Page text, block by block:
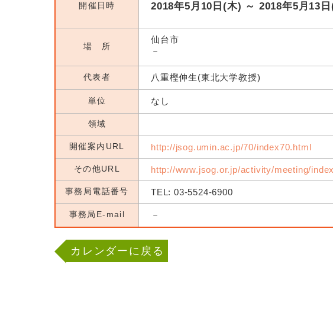
開催日時 2018年5月10日(木) ～ 2018年5月13日
場 所
仙台市
－
代表者 八重樫伸生(東北大学教授)
単位 なし
領域
開催案内URL http://jsog.umin.ac.jp/70/index70.html
その他URL http://www.jsog.or.jp/activity/meeting/
事務局電話番号 TEL: 03-5524-6900
事務局E-mail －
カレンダーに戻る